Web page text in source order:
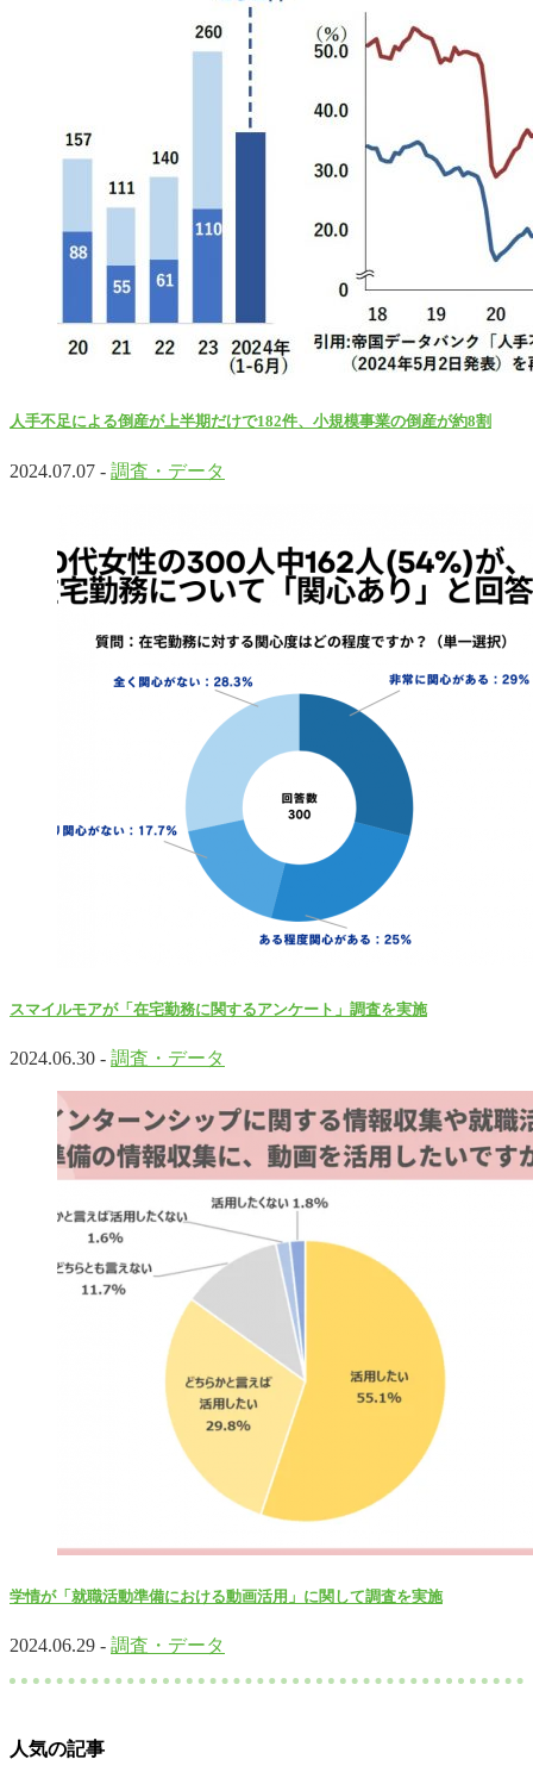
人手不足による倒産が上半期だけで182件、小規模事業の倒産が約8割
2024.07.07 - 調査・データ
スマイルモアが「在宅勤務に関するアンケート」調査を実施
2024.06.30 - 調査・データ
学情が「就職活動準備における動画活用」に関して調査を実施
2024.06.29 - 調査・データ
人気の記事